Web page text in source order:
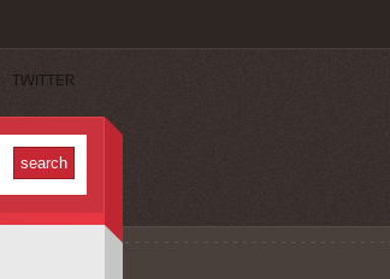
TWITTER